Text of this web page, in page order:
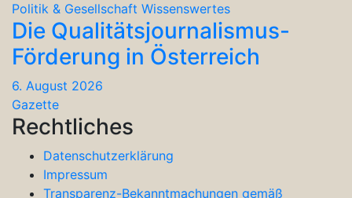
Politik & Gesellschaft Wissenswertes
Die Qualitätsjournalismus-
Förderung in Österreich
6. August 2026
Gazette
Rechtliches
Datenschutzerklärung
Impressum
Transparenz-Bekanntmachungen gemäß